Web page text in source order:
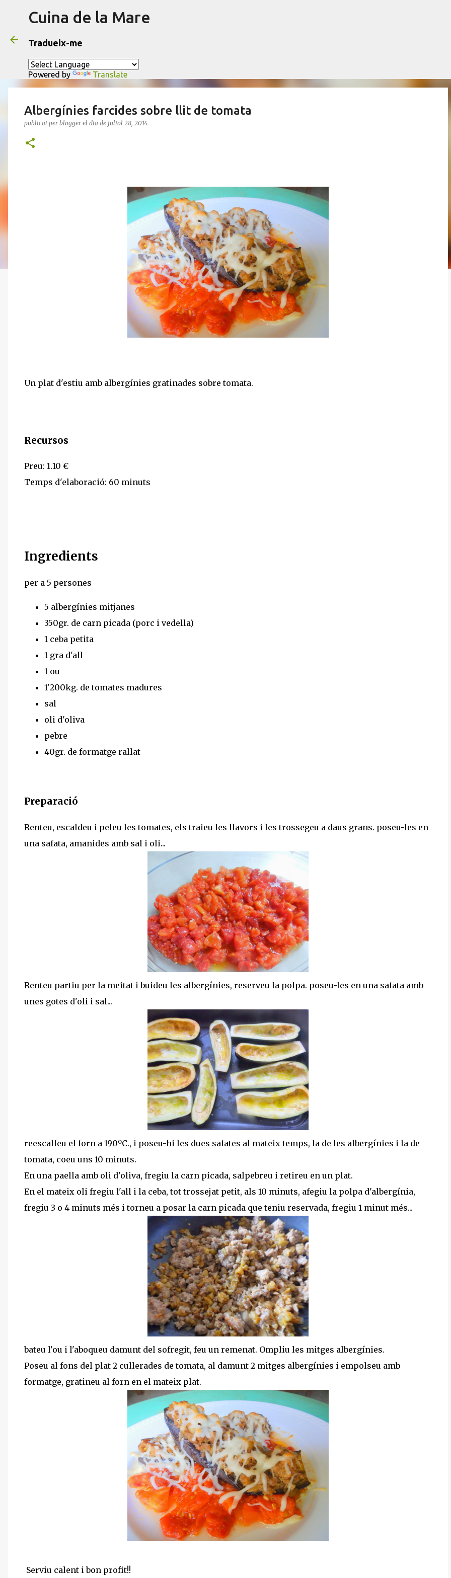
Cuina de la Mare
Tradueix-me
Powered by Translate
Albergínies farcides sobre llit de tomata
publicat per blogger el dia de juliol 28, 2014
Un plat d'estiu amb albergínies gratinades sobre tomata.
Recursos
Preu: 1.10 €
Temps d'elaboració: 60 minuts
Ingredients
per a 5 persones
5 albergínies mitjanes
350gr. de carn picada (porc i vedella)
1 ceba petita
1 gra d'all
1 ou
1'200kg. de tomates madures
sal
oli d'oliva
pebre
40gr. de formatge rallat
Preparació
Renteu, escaldeu i peleu les tomates, els traieu les llavors i les trossegeu a daus grans. poseu-les en
una safata, amanides amb sal i oli...
Renteu partiu per la meitat i buideu les albergínies, reserveu la polpa. poseu-les en una safata amb
unes gotes d'oli i sal...
reescalfeu el forn a 190ºC., i poseu-hi les dues safates al mateix temps, la de les albergínies i la de
tomata, coeu uns 10 minuts.
En una paella amb oli d'oliva, fregiu la carn picada, salpebreu i retireu en un plat.
En el mateix oli fregiu l'all i la ceba, tot trossejat petit, als 10 minuts, afegiu la polpa d'albergínia,
fregiu 3 o 4 minuts més i torneu a posar la carn picada que teniu reservada, fregiu 1 minut més...
bateu l'ou i l'aboqueu damunt del sofregit, feu un remenat. Ompliu les mitges albergínies.
Poseu al fons del plat 2 cullerades de tomata, al damunt 2 mitges albergínies i empolseu amb
formatge, gratineu al forn en el mateix plat.
Serviu calent i bon profit!!